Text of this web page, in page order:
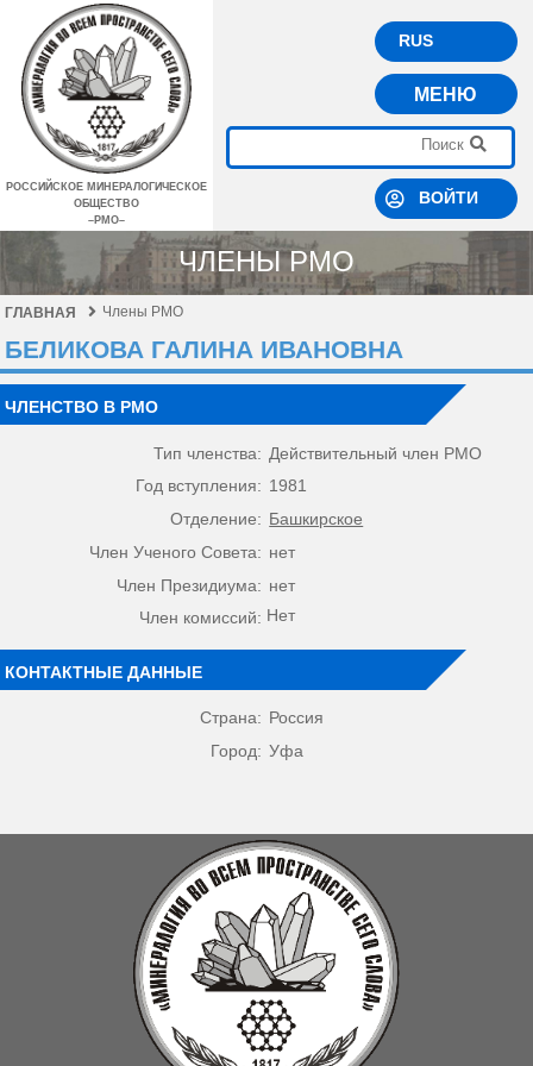
РОССИЙСКОЕ МИНЕРАЛОГИЧЕСКОЕ
ОБЩЕСТВО
–РМО–
RUS
МЕНЮ
ВОЙТИ
ЧЛЕНЫ РМО
ГЛАВНАЯ Члены РМО
БЕЛИКОВА ГАЛИНА ИВАНОВНА
ЧЛЕНСТВО В РМО
Тип членства: Действительный член РМО
Год вступления: 1981
Отделение: Башкирское
Член Ученого Совета: нет
Член Президиума: нет
Член комиссий: Нет
КОНТАКТНЫЕ ДАННЫЕ
Страна: Россия
Город: Уфа